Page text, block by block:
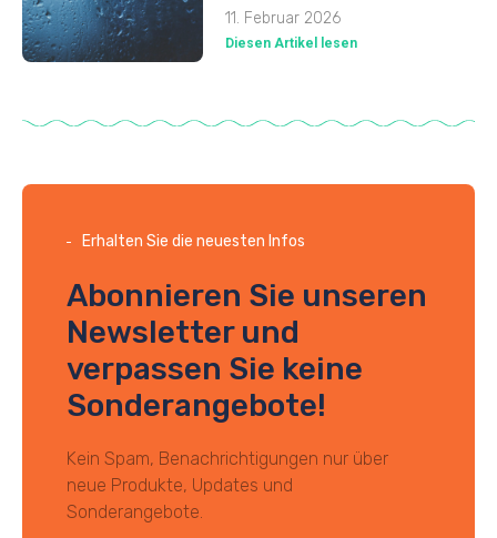
11. Februar 2026
Diesen Artikel lesen
Erhalten Sie die neuesten Infos
Abonnieren Sie unseren
Newsletter und
verpassen Sie keine
Sonderangebote!
Kein Spam, Benachrichtigungen nur über
neue Produkte, Updates und
Sonderangebote.